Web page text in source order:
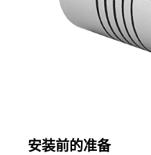
安装前的准备